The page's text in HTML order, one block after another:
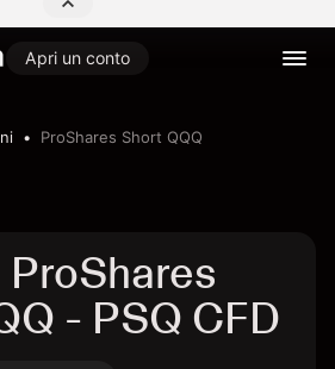
Apri un conto
ProShares Short QQQ
- PSQ CFD